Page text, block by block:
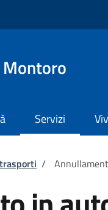
Montoro
Servizi
/